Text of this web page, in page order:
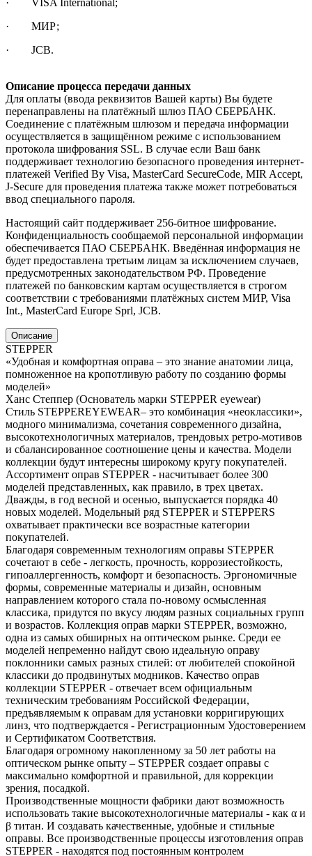
· МИР;
· JCB.
Описание процесса передачи данных
Для оплаты (ввода реквизитов Вашей карты) Вы будете
перенаправлены на платёжный шлюз ПАО СБЕРБАНК.
Соединение с платёжным шлюзом и передача информации
осуществляется в защищённом режиме с использованием
протокола шифрования SSL. В случае если Ваш банк
поддерживает технологию безопасного проведения интернет-
платежей Verified By Visa, MasterCard SecureCode, MIR Accept,
J-Secure для проведения платежа также может потребоваться
ввод специального пароля.
Настоящий сайт поддерживает 256-битное шифрование.
Конфиденциальность сообщаемой персональной информации
обеспечивается ПАО СБЕРБАНК. Введённая информация не
будет предоставлена третьим лицам за исключением случаев,
предусмотренных законодательством РФ. Проведение
платежей по банковским картам осуществляется в строгом
соответствии с требованиями платёжных систем МИР, Visa
Int., MasterCard Europe Sprl, JCB.
Описание
STEPPER
«Удобная и комфортная оправа – это знание анатомии лица,
помноженное на кропотливую работу по созданию формы
моделей»
Ханс Степпер (Основатель марки STEPPER eyewear)
Стиль STEPPEREYEWEAR– это комбинация «неоклассики»,
модного минимализма, сочетания современного дизайна,
высокотехнологичных материалов, трендовых ретро-мотивов
и сбалансированное соотношение цены и качества. Модели
коллекции будут интересны широкому кругу покупателей.
Ассортимент оправ STEPPER - насчитывает более 300
моделей представленных, как правило, в трех цветах.
Дважды, в год весной и осенью, выпускается порядка 40
новых моделей. Модельный ряд STEPPER и STEPPERS
охватывает практически все возрастные категории
покупателей.
Благодаря современным технологиям оправы STEPPER
сочетают в себе - легкость, прочность, коррозиестойкость,
гипоаллергенность, комфорт и безопасность. Эргономичные
формы, современные материалы и дизайн, основным
направлением которого стала по-новому осмысленная
классика, придутся по вкусу людям разных социальных групп
и возрастов. Коллекция оправ марки STEPPER, возможно,
одна из самых обширных на оптическом рынке. Среди ее
моделей непременно найдут свою идеальную оправу
поклонники самых разных стилей: от любителей спокойной
классики до продвинутых модников. Качество оправ
коллекции STEPPER - отвечает всем официальным
техническим требованиям Российской Федерации,
предъявляемым к оправам для установки корригирующих
линз, что подтверждается - Регистрационным Удостоверением
и Сертификатом Соответствия.
Благодаря огромному накопленному за 50 лет работы на
оптическом рынке опыту – STEPPER создает оправы с
максимально комфортной и правильной, для коррекции
зрения, посадкой.
Производственные мощности фабрики дают возможность
использовать такие высокотехнологичные материалы - как α и
β титан. И создавать качественные, удобные и стильные
оправы. Все производственные процессы изготовления оправ
STEPPER - находятся под постоянным контролем